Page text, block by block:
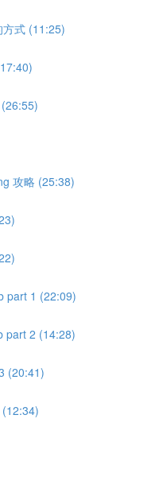
式 (11:25)
攻略 (25:38)
part 1 (22:09)
part 2 (14:28)
(20:41)